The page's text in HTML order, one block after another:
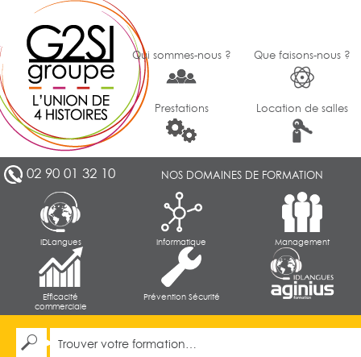
Qui sommes-nous ? Que faisons-nous ?
Prestations Location de salles
02 90 01 32 10 NOS DOMAINES DE FORMATION
IDLangues Informatique Management
Efficacité
commerciale
Prévention Sécurité